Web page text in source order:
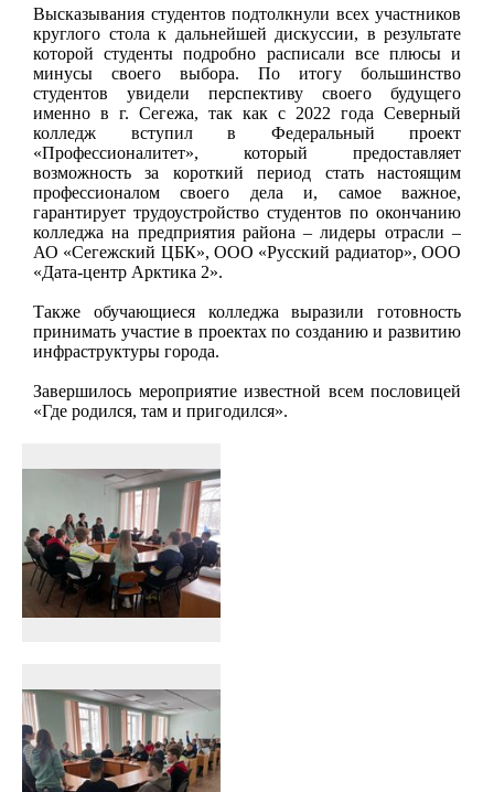
Высказывания студентов подтолкнули всех участников
круглого стола к дальнейшей дискуссии, в результате
которой студенты подробно расписали все плюсы и
минусы своего выбора. По итогу большинство
студентов увидели перспективу своего будущего
именно в г. Сегежа, так как с 2022 года Северный
колледж вступил в Федеральный проект
«Профессионалитет», который предоставляет
возможность за короткий период стать настоящим
профессионалом своего дела и, самое важное,
гарантирует трудоустройство студентов по окончанию
колледжа на предприятия района – лидеры отрасли –
АО «Сегежский ЦБК», ООО «Русский радиатор», ООО
«Дата-центр Арктика 2».
Также обучающиеся колледжа выразили готовность
принимать участие в проектах по созданию и развитию
инфраструктуры города.
Завершилось мероприятие известной всем пословицей
«Где родился, там и пригодился».